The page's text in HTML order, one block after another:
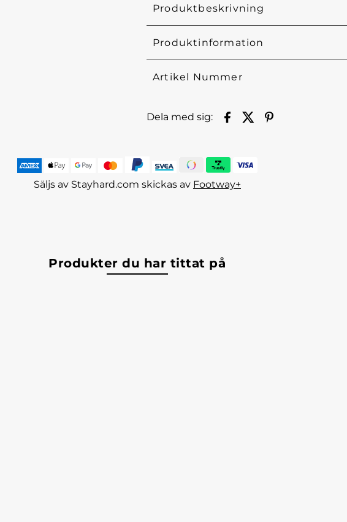
Produktbeskrivning
Produktinformation
Artikel Nummer
Dela med sig:
Säljs av Stayhard.com skickas av Footway+
Produkter du har tittat på